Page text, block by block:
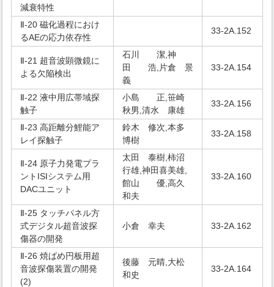
減衰特性
Ⅱ-20 磁化過程におけ
るAEの応力依存性
33-2A.152
Ⅱ-21 超音波顕微鏡に
よる欠陥検出
石川 潔,神
田 浩,片倉 景
義
33-2A.154
Ⅱ-22 液中用広帯域探
触子
小島 正,笹崎
秋男,清水 康雄
33-2A.156
Ⅱ-23 高距離分鯉能ア
レイ探触子
鈴木 修次,本多
博樹
33-2A.158
Ⅱ-24 原子力発電プラ
ントISIシステム用
DACユニット
太田 泰樹,柿沼
行雄,神田喜美雄,
館山 優,高久
和夫
33-2A.160
Ⅱ-25 タッチパネル方
式デジタル超音波探
傷器の開発
小倉 幸夫 33-2A.162
Ⅱ-26 焼ばめ円板用超
音波探傷装置の開発
(2)
後藤 元晴,大松
和史
33-2A.164